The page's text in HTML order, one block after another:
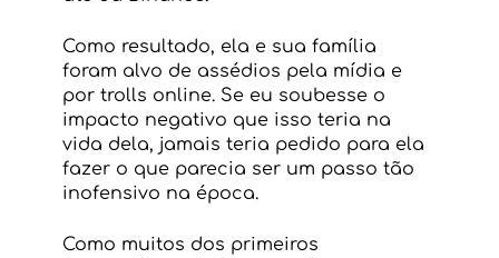
Como resultado, ela e sua família
foram alvo de assédios pela mídia e
por trolls online. Se eu soubesse o
impacto negativo que isso teria na
vida dela, jamais teria pedido para ela
fazer o que parecia ser um passo tão
inofensivo na época.
Como muitos dos primeiros